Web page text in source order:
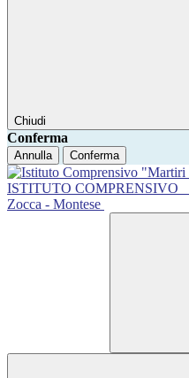
Chiudi
Conferma
Annulla Conferma
ISTITUTO COMPRENSIVO
Zocca - Montese